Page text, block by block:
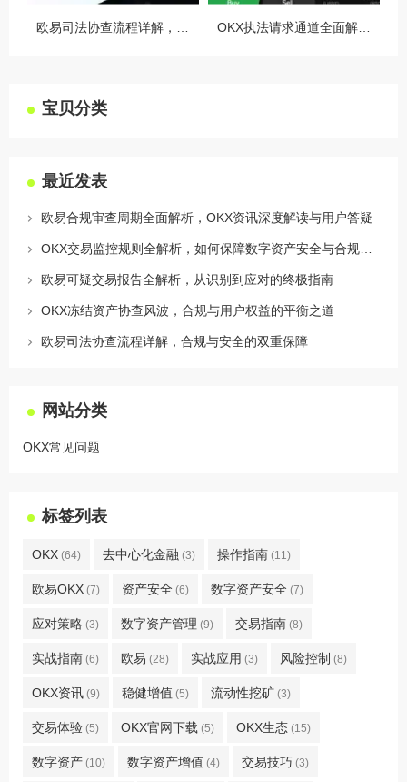
宝贝分类
最近发表
欧易合规审查周期全面解析，OKX资讯深度解读与用户答疑
欧易可疑交易报告全解析，从识别到应对的终极指南
OKX冻结资产协查风波，合规与用户权益的平衡之道
欧易司法协查流程详解，合规与安全的双重保障
网站分类
OKX常见问题
标签列表
OKX (64) 去中心化金融 (3) 操作指南 (11)
欧易OKX (7) 资产安全 (6) 数字资产安全 (7)
应对策略 (3) 数字资产管理 (9) 交易指南 (8)
实战指南 (6) 欧易 (28) 实战应用 (3) 风险控制 (8)
OKX资讯 (9) 稳健增值 (5) 流动性挖矿 (3)
交易体验 (5) OKX官网下载 (5) OKX生态 (15)
数字资产 (10) 数字资产增值 (4) 交易技巧 (3)